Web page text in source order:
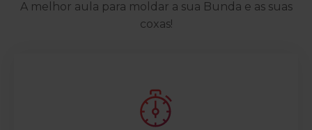
A melhor aula para moldar a sua Bunda e as suas
coxas!